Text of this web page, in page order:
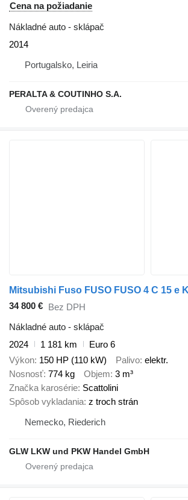
Cena na požiadanie
Nákladné auto - sklápač
2014
Portugalsko, Leiria
PERALTA & COUTINHO S.A.
34 800 € Bez DPH
Nákladné auto - sklápač
2024
1 181 km
Euro 6
Výkon 150 HP (110 kW) Palivo elektr.
Nosnosť 774 kg Objem 3 m³
Značka karosérie Scattolini
Spôsob vykladania z troch strán
Nemecko, Riederich
GLW LKW und PKW Handel GmbH